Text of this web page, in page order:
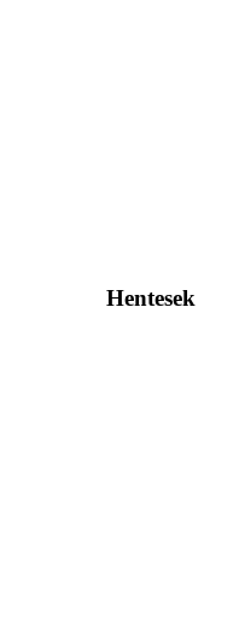
Hentesek